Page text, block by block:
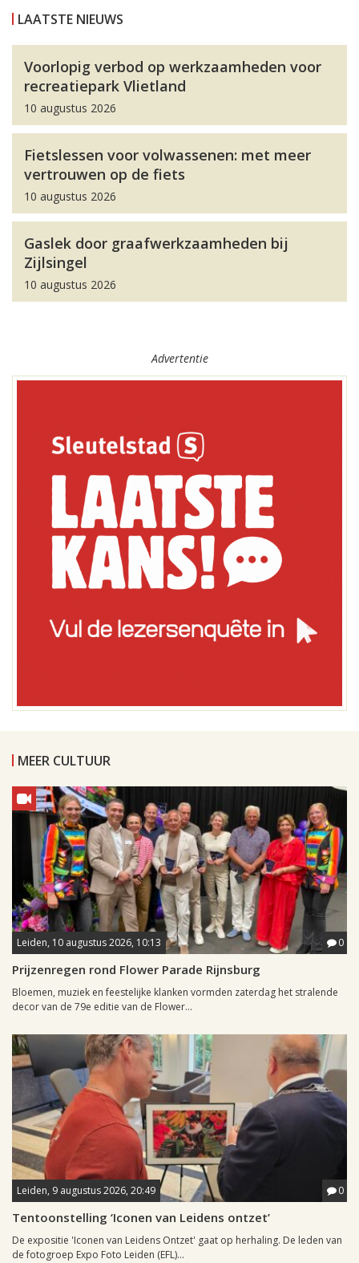
LAATSTE NIEUWS
Voorlopig verbod op werkzaamheden voor
recreatiepark Vlietland
10 augustus 2026
Fietslessen voor volwassenen: met meer
vertrouwen op de fiets
10 augustus 2026
Gaslek door graafwerkzaamheden bij
Zijlsingel
10 augustus 2026
Advertentie
MEER CULTUUR
Leiden, 10 augustus 2026, 10:13 0
Prijzenregen rond Flower Parade Rijnsburg
Bloemen, muziek en feestelijke klanken vormden zaterdag het stralende
decor van de 79e editie van de Flower...
Leiden, 9 augustus 2026, 20:49 0
Tentoonstelling ‘Iconen van Leidens ontzet’
De expositie 'Iconen van Leidens Ontzet' gaat op herhaling. De leden van
de fotogroep Expo Foto Leiden (EFL)...